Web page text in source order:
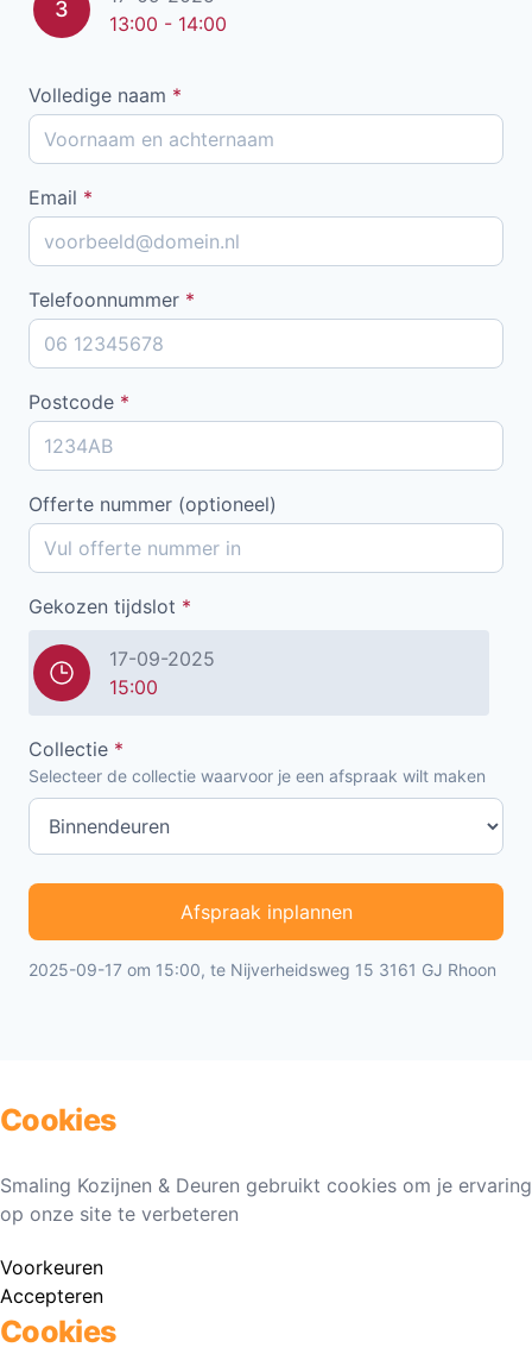
3
13:00 - 14:00
Volledige naam *
Email *
Telefoonnummer *
Postcode *
Offerte nummer (optioneel)
Gekozen tijdslot *
17-09-2025
15:00
Collectie *
Selecteer de collectie waarvoor je een afspraak wilt maken
Afspraak inplannen
2025-09-17 om 15:00, te Nijverheidsweg 15 3161 GJ Rhoon
Cookies
Smaling Kozijnen & Deuren gebruikt cookies om je ervaring
op onze site te verbeteren
Voorkeuren
Accepteren
Cookies